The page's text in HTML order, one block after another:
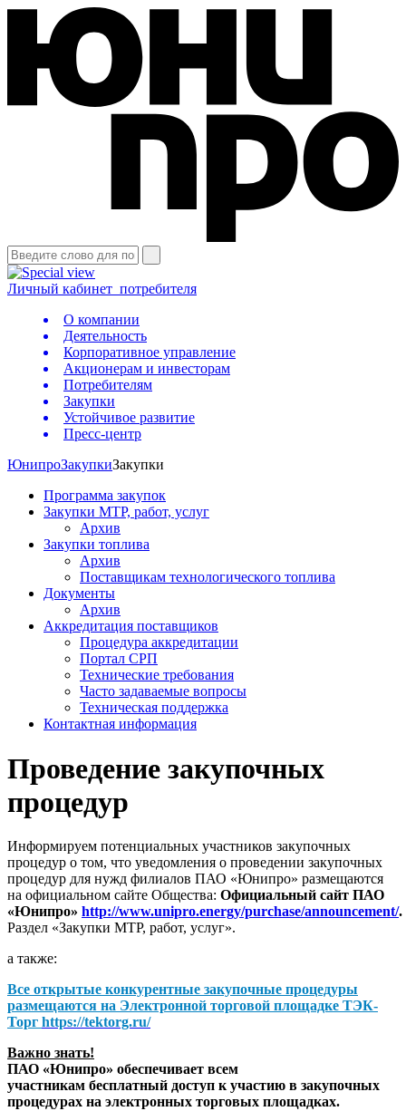
Личный кабинет потребителя
О компании
Деятельность
Корпоративное управление
Акционерам и инвесторам
Потребителям
Закупки
Устойчивое развитие
Пресс-центр
ЮнипроЗакупкиЗакупки
Программа закупок
Закупки МТР, работ, услуг
Архив
Закупки топлива
Архив
Поставщикам технологического топлива
Документы
Архив
Аккредитация поставщиков
Процедура аккредитации
Портал СРП
Технические требования
Часто задаваемые вопросы
Техническая поддержка
Контактная информация
Проведение закупочных
процедур
Информируем потенциальных участников закупочных
процедур о том, что уведомления о проведении закупочных
процедур для нужд филиалов ПАО «Юнипро» размещаются
на официальном сайте Общества: Официальный сайт ПАО
«Юнипро» http://www.unipro.energy/purchase/announcement/.
Раздел «Закупки МТР, работ, услуг».
а также:
Все открытые конкурентные закупочные процедуры
размещаются на Электронной торговой площадке ТЭК-
Торг https://tektorg.ru/
Важно знать!
ПАО «Юнипро» обеспечивает всем
участникам бесплатный доступ к участию в закупочных
процедурах на электронных торговых площадках.